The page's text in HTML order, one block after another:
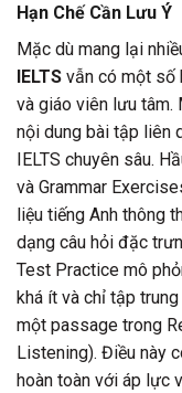
Hạn Chế Cần Lưu Ý
Mặc dù mang lại
IELTS vẫn có một số
và giáo viên lưu
nội dung bài tập liên
IELTS chuyên sâu.
và Grammar
liệu tiếng Anh thông
dạng câu hỏi đặc
Test Practice mô
khá ít và chỉ tập
một passage trong
Listening). Điều này
hoàn toàn với áp lực